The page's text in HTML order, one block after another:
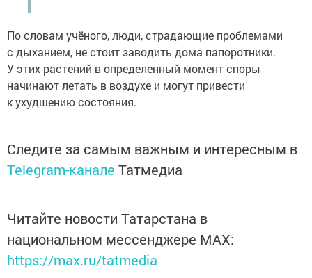
По словам учёного, люди, страдающие проблемами
с дыханием, не стоит заводить дома папоротники.
У этих растений в определенный момент споры
начинают летать в воздухе и могут привести
к ухудшению состояния.
Следите за самым важным и интересным в
Telegram-канале Татмедиа
Читайте новости Татарстана в
национальном мессенджере MАХ:
https://max.ru/tatmedia